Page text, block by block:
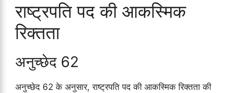
राष्ट्रपति पद की आकस्मिक
रिक्तता
अनुच्छेद 62
अनुच्छेद 62 के अनुसार, राष्ट्रपति पद की आकस्मिक रिक्तता की